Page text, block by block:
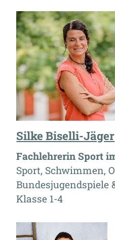
Silke Biselli-Jäger
Fachlehrerin Sport
Sport, Schwimmen,
Bundesjugendspiele
Klasse 1-4